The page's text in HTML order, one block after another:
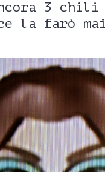
3
la farò